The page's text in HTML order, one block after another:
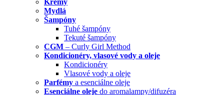
Krémy
Mydlá
Šampóny
Tuhé šampóny
Tekuté šampóny
CGM – Curly Girl Method
Kondicionéry, vlasové vody a oleje
Kondicionéry
Vlasové vody a oleje
Parfémy a esenciálne oleje
Esenciálne oleje do aromalampy/difuzéra